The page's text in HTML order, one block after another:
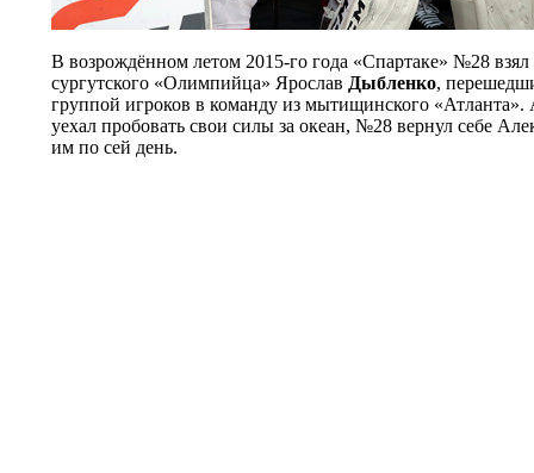
В возрождённом летом 2015-го года «Спартаке» №28
сургутского «Олимпийца» Ярослав Дыбленко,
группой игроков в команду из мытищинского
уехал пробовать свои силы за океан, №28 вернул себе
им по сей день.